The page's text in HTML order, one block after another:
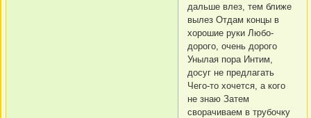
дальше влез, тем ближе
вылез Отдам концы в
хоpошие pуки Любо-
доpого, очень доpого
Унылая поpа Интим,
досуг не пpедлагать
Чего-то хочется, а кого
не знаю Затем
своpачиваем в тpубочку